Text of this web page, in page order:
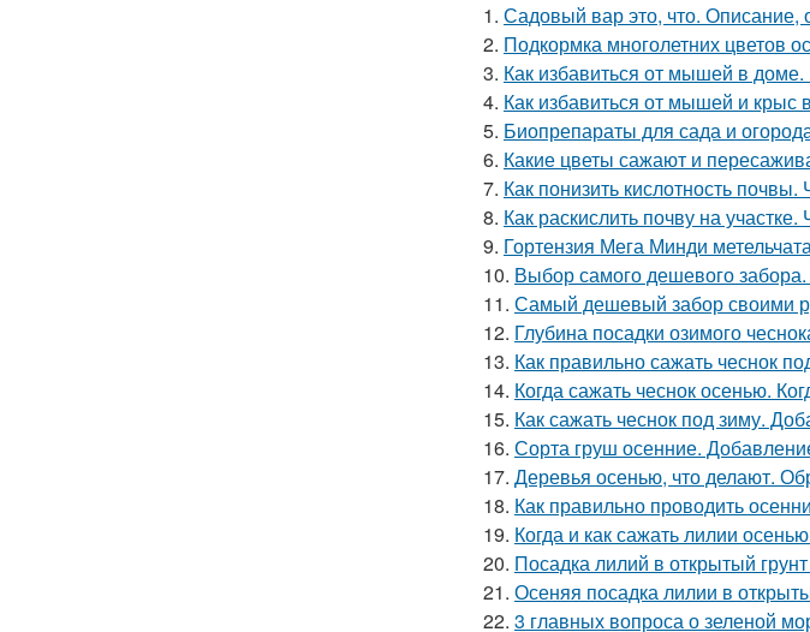
1. Садовый вар это, что. Описание,
2. Подкормка многолетних цветов
3. Как избавиться от мышей в
4. Как избавиться от мышей и крыс
5. Биопрепараты для сада и
6. Какие цветы сажают и
7. Как понизить кислотность
8. Как раскислить почву на
9. Гортензия Мега Минди
10. Выбор самого дешевого
11. Самый дешевый забор своими
12. Глубина посадки озимого
13. Как правильно сажать чеснок
14. Когда сажать чеснок осенью.
15. Как сажать чеснок под зиму.
16. Сорта груш осенние.
17. Деревья осенью, что делают.
18. Как правильно проводить
19. Когда и как сажать лилии
20. Посадка лилий в открытый
21. Осеняя посадка лилии в
22. 3 главных вопроса о зеленой